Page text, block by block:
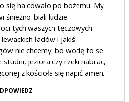
się hajcowało po bożemu. My
śnieżno-biali ludzie -
tych waszych tęczowych
lewackich ładów i jakiś
nie chcemy, bo wodę to se
studni, jeziora czy rzeki nabrać,
z kościoła się napić amen.